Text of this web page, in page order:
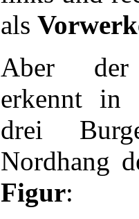
als
Aber der
erkennt in
drei
Nordhang
Figur: